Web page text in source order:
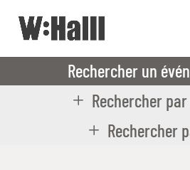
Rechercher un
Rechercher
Rechercher